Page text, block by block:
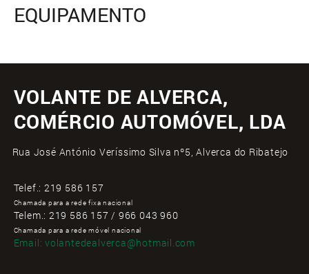
EQUIPAMENTO
VOLANTE DE ALVERCA,
COMÉRCIO AUTOMÓVEL, LDA
Rua José António Veríssimo Silva nº5, Alverca do Ribatejo
Telef.: 219 586 157
Chamada para a rede fixa nacional
Telem.: 219 586 157 / 966 043 960
Chamada para a rede móvel nacional
Email:volantedealverca@hotmail.com